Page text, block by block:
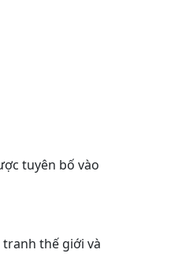
tuyên bố vào
thế giới và